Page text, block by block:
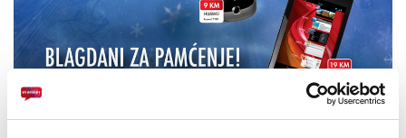
MOJ PROFIL
E-RAČUN